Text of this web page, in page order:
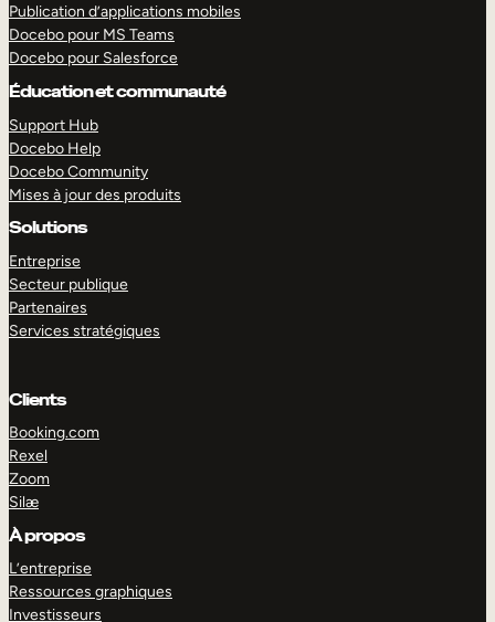
Publication d’applications mobiles
Docebo pour MS Teams
Docebo pour Salesforce
Éducation et communauté
Support Hub
Docebo Help
Docebo Community
Mises à jour des produits
Solutions
Entreprise
Secteur publique
Partenaires
Services stratégiques
Clients
Booking.com
Rexel
Zoom
Silæ
À propos
L’entreprise
Ressources graphiques
Investisseurs